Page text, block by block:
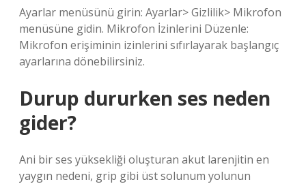
Ayarlar menüsünü girin: Ayarlar> Gizlilik> Mikrofon
menüsüne gidin. Mikrofon İzinlerini Düzenle:
Mikrofon erişiminin izinlerini sıfırlayarak başlangıç ​​
ayarlarına dönebilirsiniz.
Durup dururken ses neden
gider?
Ani bir ses yüksekliği oluşturan akut larenjitin en
yaygın nedeni, grip gibi üst solunum yolunun